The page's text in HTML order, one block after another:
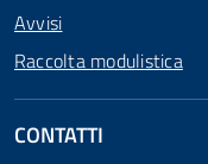
Avvisi
Raccolta modulistica
CONTATTI